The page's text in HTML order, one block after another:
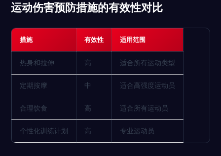
运动伤害预防措施的有效性对比
措施 有效性 适用范围
热身和拉伸 高 适合所有运动类型
定期按摩 中 适合高强度运动员
合理饮食 高 适合所有运动员
个性化训练计划 高 专业运动员